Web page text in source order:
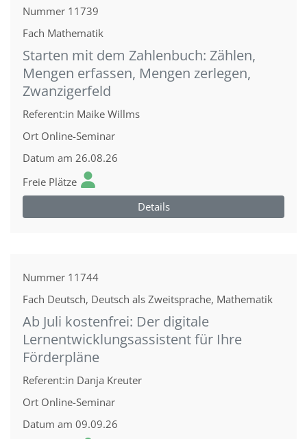
Nummer 11739
Fach Mathematik
Starten mit dem Zahlenbuch: Zählen,
Mengen erfassen, Mengen zerlegen,
Zwanzigerfeld
Referent:in Maike Willms
Ort Online-Seminar
Datum am 26.08.26
Freie Plätze
Details
Nummer 11744
Fach Deutsch, Deutsch als Zweitsprache, Mathematik
Ab Juli kostenfrei: Der digitale
Lernentwicklungsassistent für Ihre
Förderpläne
Referent:in Danja Kreuter
Ort Online-Seminar
Datum am 09.09.26